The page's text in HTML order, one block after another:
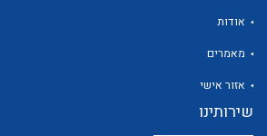
אודות
מאמרים
אזור אישי
שירותינו